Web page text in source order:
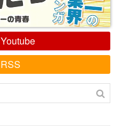
Youtube
RSS